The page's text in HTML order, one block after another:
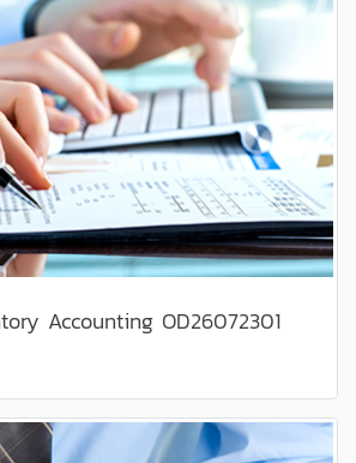
Accounting OD26072301